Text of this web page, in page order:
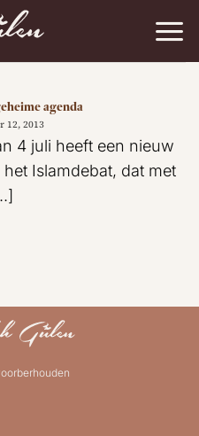
agenda
12, 2013
4 juli heeft een nieuw
Islamdebat, dat met